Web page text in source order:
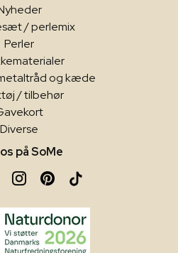
/ perlemix
Perler
og kæde
/ tilbehør
Diverse
på SoMe